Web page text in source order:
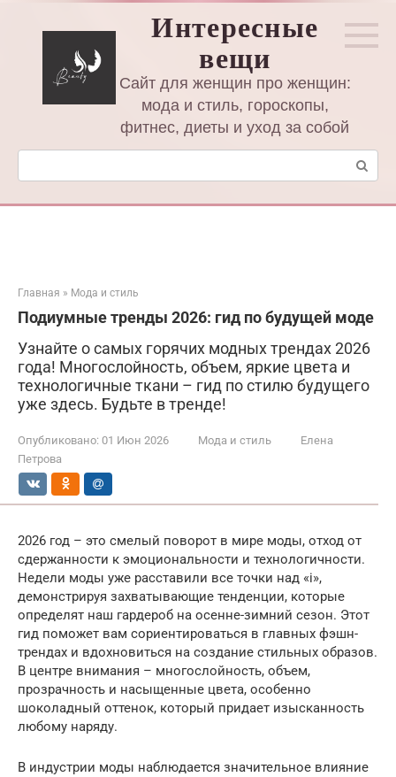
Интересные
вещи
Сайт для женщин про женщин:
мода и стиль, гороскопы,
фитнес, диеты и уход за собой
Поиск:
Главная » Мода и стиль
Подиумные тренды 2026: гид по будущей моде
Узнайте о самых горячих модных трендах 2026
года! Многослойность, объем, яркие цвета и
технологичные ткани – гид по стилю будущего
уже здесь. Будьте в тренде!
Опубликовано: 01 Июн 2026 Мода и стиль
Елена
Петрова
2026 год – это смелый поворот в мире моды, отход от
сдержанности к эмоциональности и технологичности.
Недели моды уже расставили все точки над «i»,
демонстрируя захватывающие тенденции, которые
определят наш гардероб на осенне-зимний сезон. Этот
гид поможет вам сориентироваться в главных фэшн-
трендах и вдохновиться на создание стильных образов.
В центре внимания – многослойность, объем,
прозрачность и насыщенные цвета, особенно
шоколадный оттенок, который придает изысканность
любому наряду.
В индустрии моды наблюдается значительное влияние